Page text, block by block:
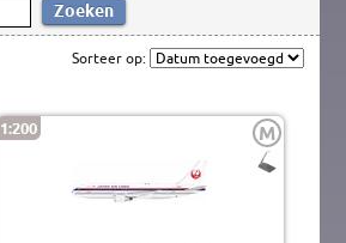
Sorteer op:
1:200 M